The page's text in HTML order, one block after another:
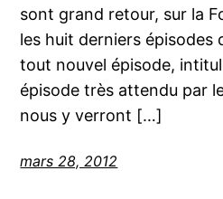
sont grand retour, sur la
les huit derniers épisodes
tout nouvel épisode,
épisode très attendu par
nous y verront […]
mars 28, 2012